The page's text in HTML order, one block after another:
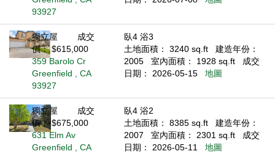
93927
獨立屋
成交
價： $615,000
359 Barolo Cr
Greenfield , CA
93927
臥4 浴3
土地面積： 3240 sq.ft
建造年份：
2005
室內面積： 1928 sq.ft
成交
日期： 2026-05-15
地圖
獨立屋
成交
價： $675,000
631 Elm Av
Greenfield , CA
臥4 浴2
土地面積： 8385 sq.ft
建造年份：
2007
室內面積： 2301 sq.ft
成交
日期： 2026-05-11
地圖